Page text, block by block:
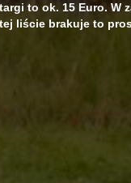
to ok. 15 Euro. W
liście brakuje to